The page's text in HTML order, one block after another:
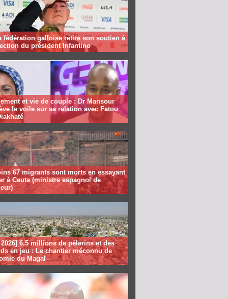
fédération galloise retire son soutien à
du président Infantino
et vie de couple : Dr Mansour
le voile sur sa relation avec Fatou
67 migrants sont morts en essayant
à Ceuta (ministre espagnol de
6,5 millions de pèlerins et des
en jeu : Le chantier méconnu de
du Magal